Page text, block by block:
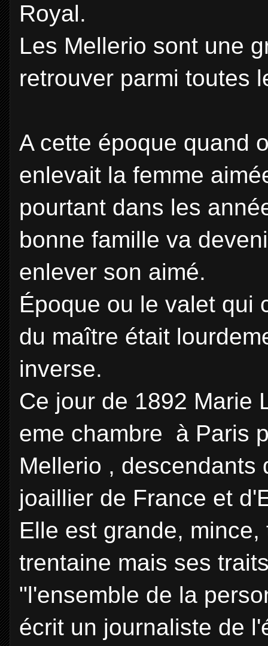
Royal.
Les Mellerio sont une
retrouver parmi toutes
A cette époque quand
enlevait la femme
pourtant dans les
bonne famille va
enlever son aimé.
Époque ou le valet qui
du maître était
inverse.
Ce jour de 1892 Marie
eme chambre à Paris
Mellerio , descendants
joaillier de France et
Elle est grande,
trentaine mais ses
"l'ensemble de la
écrit un journaliste de